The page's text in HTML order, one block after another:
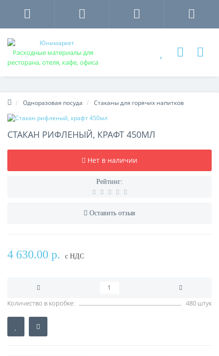
Расходные материалы для
ресторана, отеля, кафе, офиса
Одноразовая посуда Стаканы для горячих напитков
СТАКАН РИФЛЕНЫЙ, КРАФТ 450МЛ
Нет в наличии
Рейтинг:
Оставить отзыв
4 630.00 р. с НДС
Количество в коробке: 480 штук